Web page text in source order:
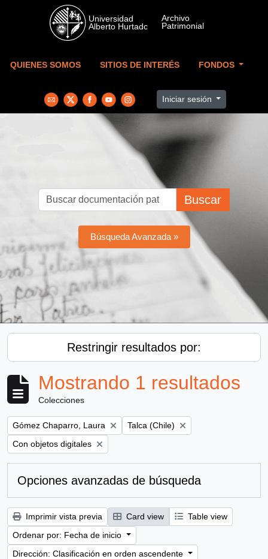
Skip to main content
QUIENES SOMOS SITIOS DE INTERÉS FONDOS
Iniciar sesión
Buscar
Búsqueda Avanzada »
Restringir resultados por:
Mostrando 1 resultados
Colecciones
Remove filter:
Gómez Chaparro, Laura Remove filter:
Talca (Chile)
Remove filter:
Con objetos digitales
Opciones avanzadas de búsqueda
Imprimir vista previa Card view
Table view
Ordenar por: Fecha de inicio
Dirección: Clasificación en orden ascendente